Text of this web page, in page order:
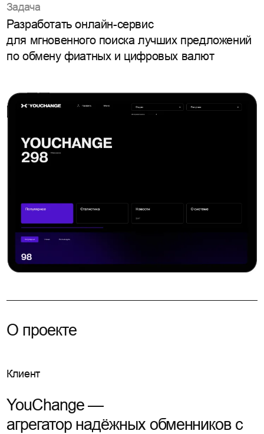
Задача
Разработать онлайн-сервис
для мгновенного поиска лучших предложений
по обмену фиатных и цифровых валют
О проекте
Клиент
YouChange —
агрегатор надёжных обменников с